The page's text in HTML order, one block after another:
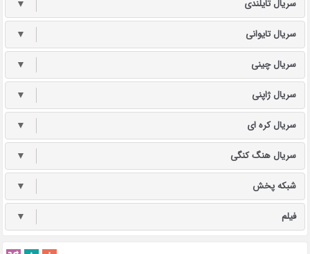
سریال تایلندی ▼
سریال تایوانی ▼
سریال چینی ▼
سریال ژاپنی ▼
سریال کره ای ▼
سریال هنگ کنگی ▼
شبکه پخش ▼
فیلم ▼